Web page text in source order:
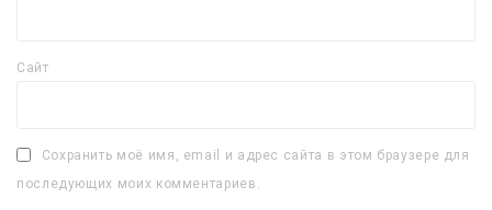
Сайт
Сохранить моё имя, email и адрес сайта в этом браузере для
последующих моих комментариев.